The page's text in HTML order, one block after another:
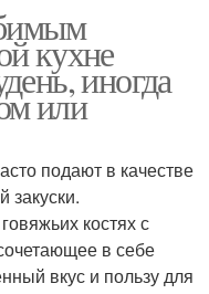
кухне
иногда
или
подают в качестве
закуски.
костях с
в себе
вкус и пользу для